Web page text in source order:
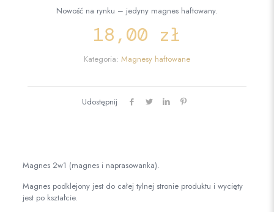
Nowość na rynku – jedyny magnes haftowany.
18,00 zł
Kategoria: Magnesy haftowane
Udostępnij
Magnes 2w1 (magnes i naprasowanka).
Magnes podklejony jest do całej tylnej stronie produktu i wycięty
jest po kształcie.